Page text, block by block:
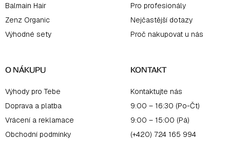
Balmain Hair
Zenz Organic
Výhodné sety
Pro profesionály
Nejčastější dotazy
Proč nakupovat u nás
O NÁKUPU
Výhody pro Tebe
Doprava a platba
Vrácení a reklamace
Obchodní podmínky
KONTAKT
Kontaktujte nás
9:00 – 16:30 (Po-Čt)
9:00 – 15:00 (Pá)
(+420) 724 165 994